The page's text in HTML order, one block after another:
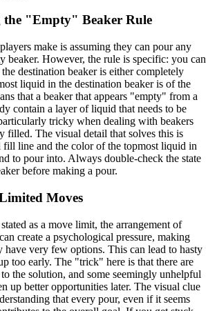
the "Empty" Beaker Rule
make is assuming they can pour any
beaker. However, the rule is specific: you can
destination beaker is either completely
liquid in the destination beaker is of the
that a beaker that appears "empty" from a
contain a layer of liquid that needs to be
tricky when dealing with beakers
filled. The visual detail that solves this is
fill line and the color of the topmost liquid in
to pour into. Always double-check the state
before making a pour.
Moves
as a move limit, the arrangement of
create a psychological pressure, making
have very few options. This can lead to hasty
too early. The "trick" here is that there are
the solution, and some seemingly unhelpful
up better opportunities later. The visual clue
that every pour, even if it seems